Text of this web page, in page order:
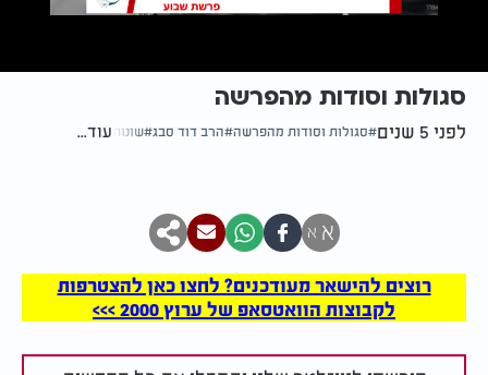
סגולות וסודות מהפרשה
לפני 5 שנים סגולות וסודות מהפרשה הרב דוד סבג שונות עוד...
א א
רוצים להישאר מעודכנים? לחצו כאן להצטרפות
לקבוצות הוואטסאפ של ערוץ 2000 >>>